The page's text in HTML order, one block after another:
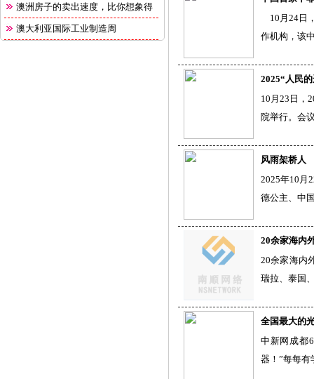
澳洲房子的卖出速度，比你想象得
快 澳大利亚国际工业制造周
10月24日
作机构，该
2025“人民
10月23日，
院举行。会
风雨架桥人
2025年10月
德公主、中
20余家海内
20余家海内
瑞拉、泰国
全国最大的
中新网成都
器！”每每有